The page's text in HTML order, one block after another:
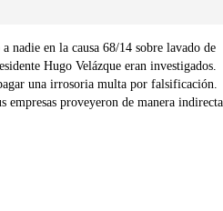
nadie en la causa 68/14 sobre lavado de
Hugo Velázque eran investigados.
una irrosoria multa por falsificación.
empresas proveyeron de manera indirecta